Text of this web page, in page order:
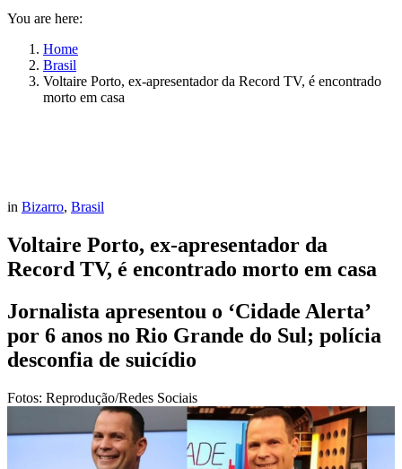
You are here:
Home
Brasil
Voltaire Porto, ex-apresentador da Record TV, é encontrado
morto em casa
in Bizarro, Brasil
Voltaire Porto, ex-apresentador da
Record TV, é encontrado morto em casa
Jornalista apresentou o ‘Cidade Alerta’
por 6 anos no Rio Grande do Sul; polícia
desconfia de suicídio
Fotos: Reprodução/Redes Sociais